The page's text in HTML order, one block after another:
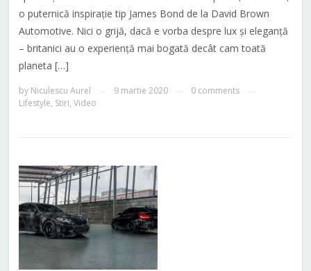
o puternică inspirație tip James Bond de la David Brown
Automotive. Nici o grijă, dacă e vorba despre lux și eleganță
– britanici au o experiență mai bogată decât cam toată
planeta […]
by Niculescu Aurel 9 martie 2020 0 comments
Lifestyle, Stiri, Video